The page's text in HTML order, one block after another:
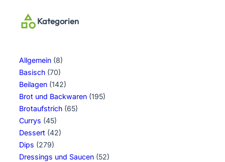
Kategorien
Allgemein (8)
Basisch (70)
Beilagen (142)
Brot und Backwaren (195)
Brotaufstrich (65)
Currys (45)
Dessert (42)
Dips (279)
Dressings und Saucen (52)